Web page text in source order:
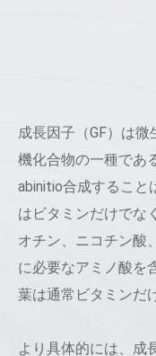
成長因子（GF）は
機化合物の一種であ
abinitio合成すること
はビタミンだけでな
オチン、ニコチン酸
に必要なアミノ酸を
葉は通常ビタミンだ
より具体的には、成